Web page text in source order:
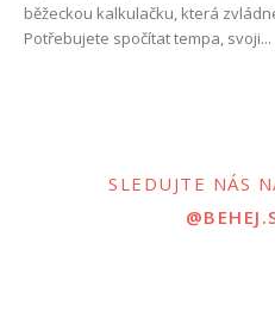
běžeckou kalkulačku, která
Potřebujete spočítat tempa, svoji...
SLEDUJTE NÁS